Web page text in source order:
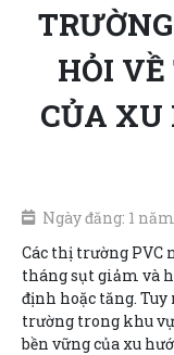
HỎI
CỦA XU
Ngày đăng: 1 năm
Các thị trường PVC
tháng sụt giảm và
định hoặc tăng.
trường trong khu
bền vững của xu